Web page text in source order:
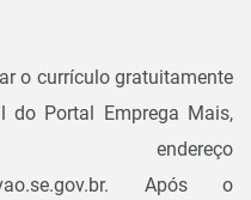
o currículo gratuitamente
Portal Emprega Mais,
endereço
Após o